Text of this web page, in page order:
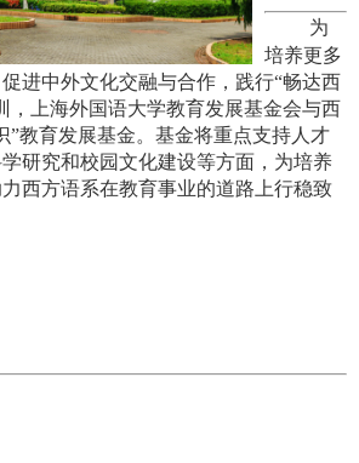
为
培养更多
进中外文化交融与合作，践行“畅达西
，上海外国语大学教育发展基金会与西
”教育发展基金。基金将重点支持人才
研究和校园文化建设等方面，为培养
西方语系在教育事业的道路上行稳致